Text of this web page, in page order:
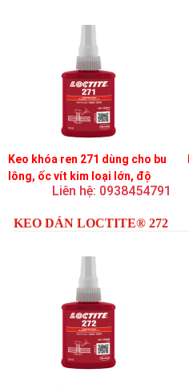
Keo khóa ren 271 dùng cho bu
lông, ốc vít kim loại lớn, độ
nhớt thấp, độ bền cao
Liên hệ: 0938454791
KEO DÁN LOCTITE® 272